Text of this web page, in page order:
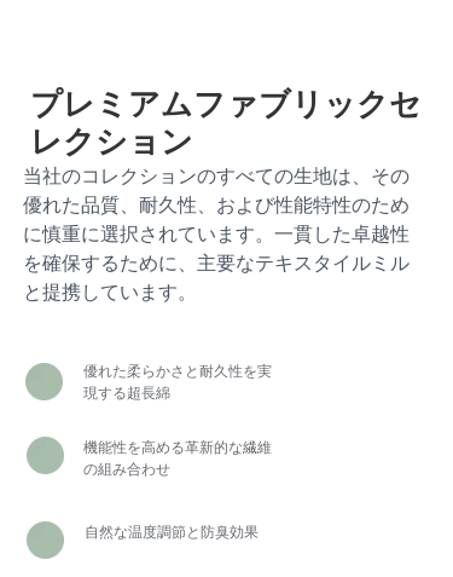
プレミアムファブリックセ
レクション
当社のコレクションのすべての生地は、その
優れた品質、耐久性、および性能特性のため
に慎重に選択されています。一貫した卓越性
を確保するために、主要なテキスタイルミル
と提携しています。
優れた柔らかさと耐久性を実
現する超長綿
自然な温度調節と防臭効果
機能性を高める革新的な繊維
の組み合わせ